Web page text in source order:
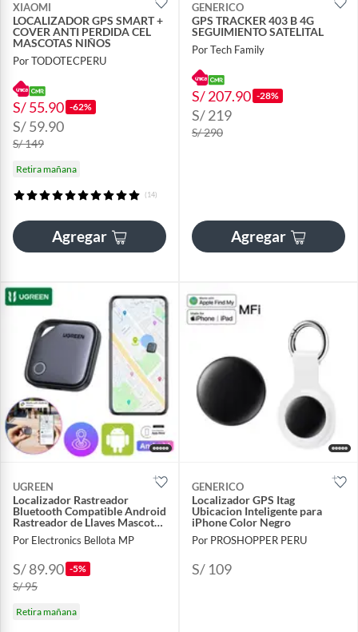
XIAOMI
LOCALIZADOR GPS SMART +
COVER ANTI PERDIDA CEL
MASCOTAS NIÑOS
Por TODOTECPERU
S/ 55.90 -62%
S/ 59.90
S/ 149
Retira mañana
(14)
Agregar
GENERICO
GPS TRACKER 403 B 4G
SEGUIMIENTO SATELITAL
Por Tech Family
S/ 207.90 -28%
S/ 219
S/ 290
Agregar
UGREEN
Localizador Rastreador
Bluetooth Compatible Android
Rastreador de Llaves Mascotas
Equipaje
Por Electronics Bellota MP
S/ 89.90 -5%
S/ 95
Retira mañana
GENERICO
Localizador GPS Itag
Ubicacion Inteligente para
iPhone Color Negro
Por PROSHOPPER PERU
S/ 109